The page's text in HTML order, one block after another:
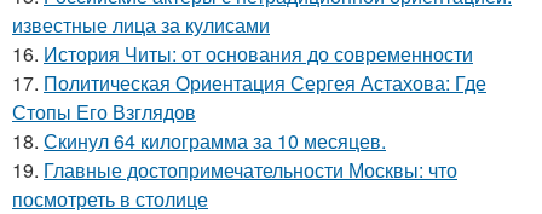
известные лица за кулисами
16. История Читы: от основания до современности
17. Политическая Ориентация Сергея Астахова: Где
Стопы Его Взглядов
18. Скинул 64 килограмма за 10 месяцев.
19. Главные достопримечательности Москвы: что
посмотреть в столице